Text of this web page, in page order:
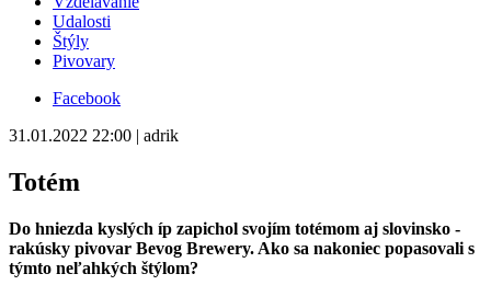
Udalosti
Štýly
Pivovary
Facebook
31.01.2022 22:00 | adrik
Totém
Do hniezda kyslých íp zapichol svojím totémom aj slovinsko -
rakúsky pivovar Bevog Brewery. Ako sa nakoniec popasovali s
týmto neľahkých štýlom?